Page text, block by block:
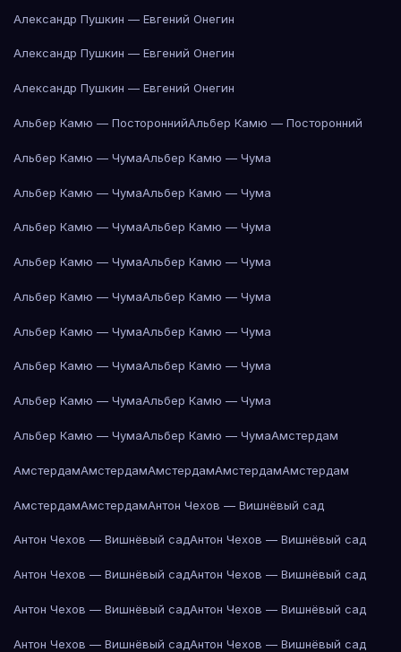
Александр Пушкин — Евгений Онегин
Александр Пушкин — Евгений Онегин
Александр Пушкин — Евгений Онегин
Альбер Камю — ПостороннийАльбер Камю — Посторонний
Альбер Камю — ЧумаАльбер Камю — Чума
Альбер Камю — ЧумаАльбер Камю — Чума
Альбер Камю — ЧумаАльбер Камю — Чума
Альбер Камю — ЧумаАльбер Камю — Чума
Альбер Камю — ЧумаАльбер Камю — Чума
Альбер Камю — ЧумаАльбер Камю — Чума
Альбер Камю — ЧумаАльбер Камю — Чума
Альбер Камю — ЧумаАльбер Камю — Чума
Альбер Камю — ЧумаАльбер Камю — ЧумаАмстердам
АмстердамАмстердамАмстердамАмстердамАмстердам
АмстердамАмстердамАнтон Чехов — Вишнёвый сад
Антон Чехов — Вишнёвый садАнтон Чехов — Вишнёвый сад
Антон Чехов — Вишнёвый садАнтон Чехов — Вишнёвый сад
Антон Чехов — Вишнёвый садАнтон Чехов — Вишнёвый сад
Антон Чехов — Вишнёвый садАнтон Чехов — Вишнёвый сад